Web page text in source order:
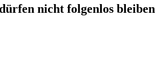
nicht folgenlos bleiben